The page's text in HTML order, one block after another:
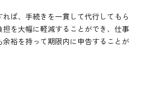
ば、手続きを一貫して代行してもら
担を大幅に軽減することができ、仕事
裕を持って期限内に申告することが